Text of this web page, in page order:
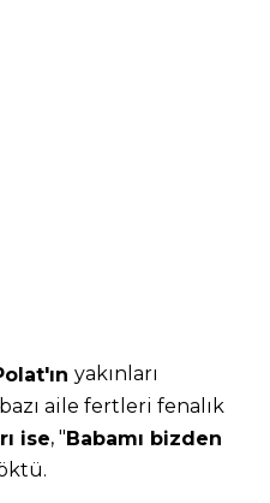
yakınları
aile fertleri fenalık
ise, "Babamı bizden